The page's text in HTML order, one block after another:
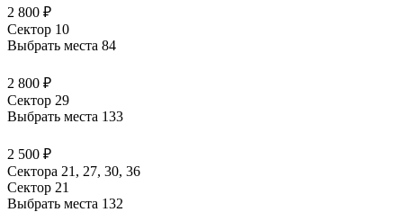
2 800 ₽
Сектор 10
Выбрать места 84
2 800 ₽
Сектор 29
Выбрать места 133
2 500 ₽
Сектора 21, 27, 30, 36
Сектор 21
Выбрать места 132